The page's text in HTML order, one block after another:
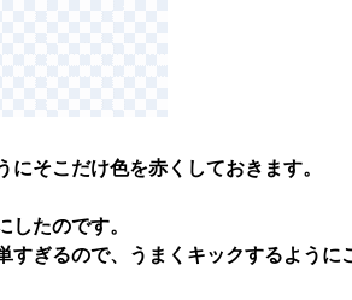
そこだけ色を赤くしておきます。
たのです。
ぎるので、うまくキックするように